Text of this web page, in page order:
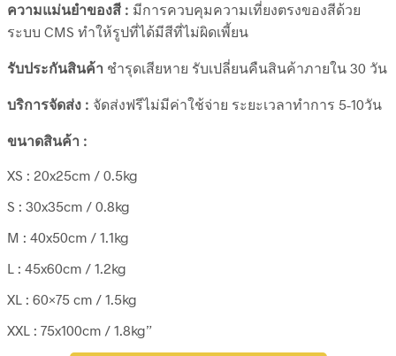
ความแม่นยำของสี : มีการควบคุมความเที่ยงตรงของสีด้วย
ระบบ CMS ทำให้รูปที่ได้มีสีที่ไม่ผิดเพี้ยน
รับประกันสินค้า ชำรุดเสียหาย รับเปลี่ยนคืนสินค้าภายใน 30 วัน
บริการจัดส่ง : จัดส่งฟรีไม่มีค่าใช้จ่าย ระยะเวลาทำการ 5-10วัน
ขนาดสินค้า :
XS : 20x25cm / 0.5kg
S : 30x35cm / 0.8kg
M : 40x50cm / 1.1kg
L : 45x60cm / 1.2kg
XL : 60×75 cm / 1.5kg
XXL : 75x100cm / 1.8kg”